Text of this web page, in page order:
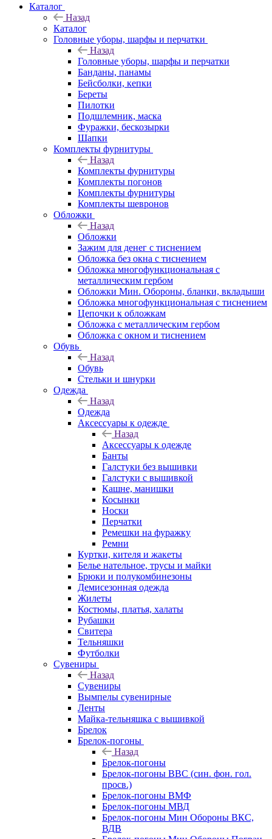
Каталог
Назад
Каталог
Головные уборы, шарфы и перчатки
Назад
Головные уборы, шарфы и перчатки
Банданы, панамы
Бейсболки, кепки
Береты
Пилотки
Подшлемник, маска
Фуражки, бескозырки
Шапки
Комплекты фурнитуры
Назад
Комплекты фурнитуры
Комплекты погонов
Комплекты фурнитуры
Комплекты шевронов
Обложки
Назад
Обложки
Зажим для денег с тиснением
Обложка без окна с тиснением
Обложка многофункциональная с
металлическим гербом
Обложки Мин. Обороны, бланки, вкладыши
Обложка многофункциональная с тиснением
Цепочки к обложкам
Обложка с металлическим гербом
Обложка с окном и тиснением
Обувь
Назад
Обувь
Стельки и шнурки
Одежда
Назад
Одежда
Аксессуары к одежде
Назад
Аксессуары к одежде
Банты
Галстуки без вышивки
Галстуки с вышивкой
Кашне, манишки
Косынки
Носки
Перчатки
Ремешки на фуражку
Ремни
Куртки, кителя и жакеты
Белье нательное, трусы и майки
Брюки и полукомбинезоны
Демисезонная одежда
Жилеты
Костюмы, платья, халаты
Рубашки
Свитера
Тельняшки
Футболки
Сувениры
Назад
Сувениры
Вымпелы сувенирные
Ленты
Майка-тельняшка с вышивкой
Брелок
Брелок-погоны
Назад
Брелок-погоны
Брелок-погоны ВВС (син. фон. гол.
просв.)
Брелок-погоны ВМФ
Брелок-погоны МВД
Брелок-погоны Мин Обороны ВКС,
ВДВ